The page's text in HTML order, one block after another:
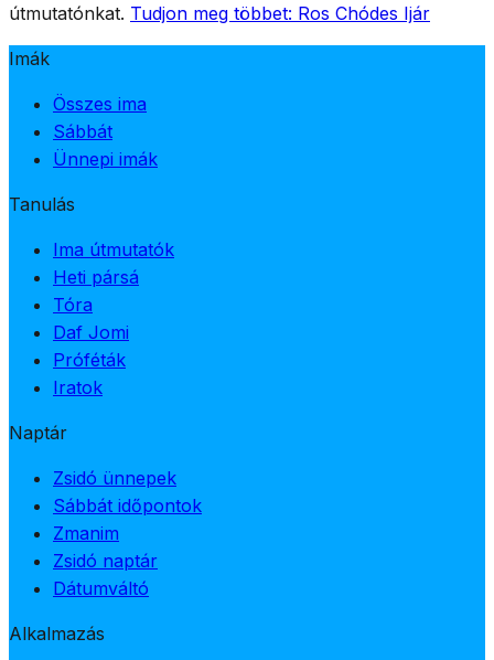
útmutatónkat. Tudjon meg többet: Ros Chódes Ijár
Imák
Összes ima
Sábbát
Ünnepi imák
Tanulás
Ima útmutatók
Heti pársá
Tóra
Daf Jomi
Próféták
Iratok
Naptár
Zsidó ünnepek
Sábbát időpontok
Zmanim
Zsidó naptár
Dátumváltó
Alkalmazás